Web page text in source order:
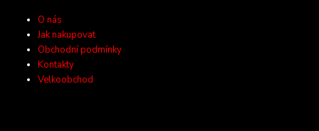
O nás
Jak nakupovat
Obchodní podmínky
Kontakty
Velkoobchod